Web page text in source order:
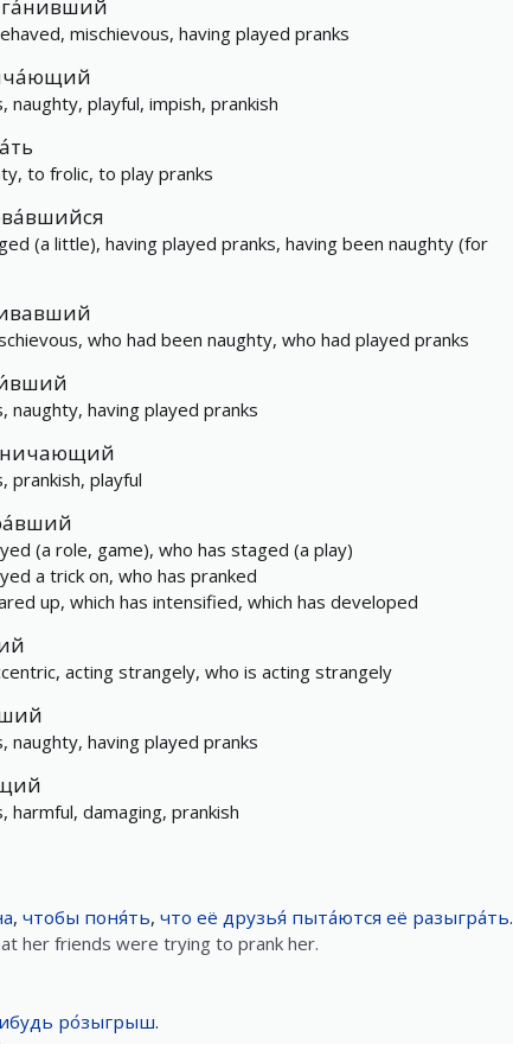
mischievous, having played pranks
naughty, playful, impish, prankish
to frolic, to play pranks
(a little), having played pranks, having been naughty (for
who had been naughty, who had played pranks
naughty, having played pranks
prankish, playful
(a role, game), who has staged (a play)
a trick on, who has pranked
up, which has intensified, which has developed
acting strangely, who is acting strangely
naughty, having played pranks
harmful, damaging, prankish
, чтобы поня́ть, что её друзья́ пыта́ются её разыгра́ть.
her friends were trying to prank her.
ро́зыгрыш.